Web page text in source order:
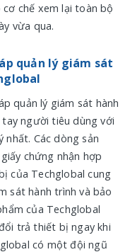
chế xem lại toàn bộ
vừa qua.
quản lý giám sát
quản lý giám sát hành
người tiêu dùng với
nhất. Các dòng sản
chứng nhận hợp
của Techglobal cung
sát hành trình và bảo
của Techglobal
trả thiết bị ngay khi
có một đội ngũ